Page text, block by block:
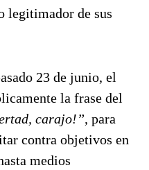
legitimador de sus
23 de junio, el
la frase del
carajo!”, para
contra objetivos en
medios